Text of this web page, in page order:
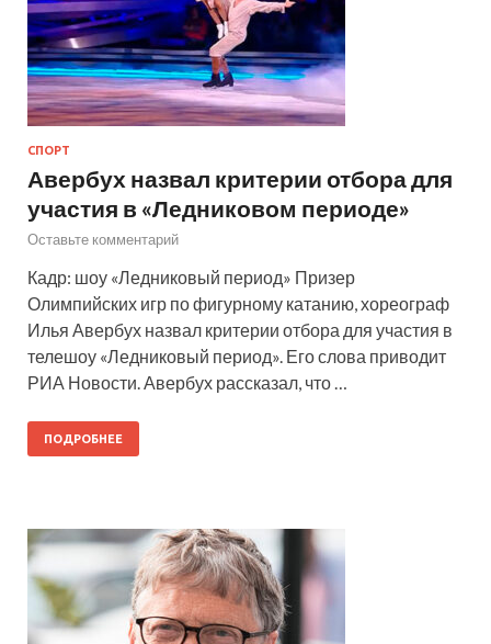
СПОРТ
Авербух назвал критерии отбора для
участия в «Ледниковом периоде»
Оставьте комментарий
Кадр: шоу «Ледниковый период» Призер
Олимпийских игр по фигурному катанию, хореограф
Илья Авербух назвал критерии отбора для участия в
телешоу «Ледниковый период». Его слова приводит
РИА Новости. Авербух рассказал, что …
ПОДРОБНЕЕ